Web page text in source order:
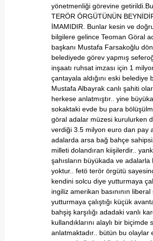
yönetmenliği görevine
TERÖR ÖRGÜTÜNÜN
İMAMIDIR. Bunlar kesin ve
bilgilere gelince Teoman Göral
başkanı Mustafa Farsakoğlu
belediyede görev yapmış
inşaatı ruhsat imzası için 1
çantayala aldığını eski belediye
Mustafa Albayrak canlı şahiti
herkese anlatmıştır.. yine
sokaktaki evde bu para
göral adalar müzesi kurulurken
verdiği 3.5 milyon euro dan pay
adalarda arsa bağ bahçe
milleti dolandıran kiişilerdir..
şahısların büyükada ve adalarla
yoktur.. fetö terör örgütü
kendini solcu diye yutturmaya
ingiliz amerikan basınının
yutturmaya çalıştığı küçük
bahşiş karşılığı adadaki vanlı
kullandıklarını alaylı bir biçimde
anlatmaktadır.. bütün bu olaylar